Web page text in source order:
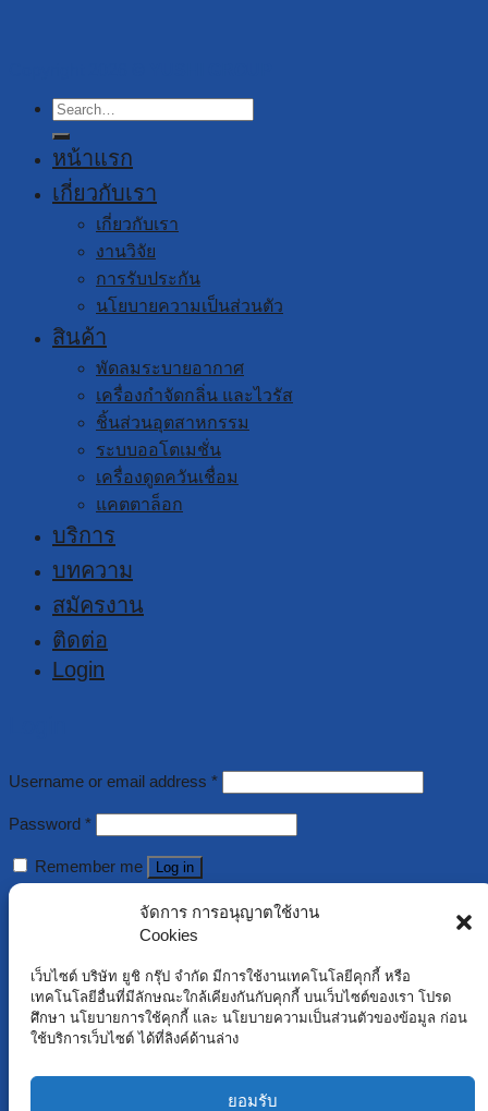
จัดการ การอนุญาตใช้งาน
Cookies
เว็บไซต์ บริษัท ยูชิ กรุ๊ป จำกัด มีการใช้งานเทคโนโลยีคุกกี้ หรือ
เทคโนโลยีอื่นที่มีลักษณะใกล้เคียงกันกับคุกกี้ บนเว็บไซต์ของเรา โปรด
ศึกษา นโยบายการใช้คุกกี้ และ นโยบายความเป็นส่วนตัวของข้อมูล ก่อน
ใช้บริการเว็บไซต์ ได้ที่ลิงค์ด้านล่าง
ยอมรับ
Search
for:
หน้าแรก
เกี่ยวกับเรา
เกี่ยวกับเรา
งานวิจัย
การรับประกัน
นโยบายความเป็นส่วนตัว
สินค้า
พัดลมระบายอากาศ
เครื่องกำจัดกลิ่น และไวรัส
ชิ้นส่วนอุตสาหกรรม
ระบบออโตเมชั่น
เครื่องดูดควันเชื่อม
แคตตาล็อก
บริการ
บทความ
สมัครงาน
ติดต่อ
Login
Username or email address *
Password *
Remember me Log in
Lost your password?
Register
Username*